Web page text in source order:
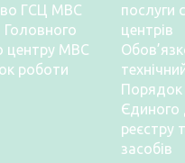
ГСЦ МВС
Головного
центру МВС
роботи
послуги
центрів
Порядок
Єдиного
реєстру
засобів